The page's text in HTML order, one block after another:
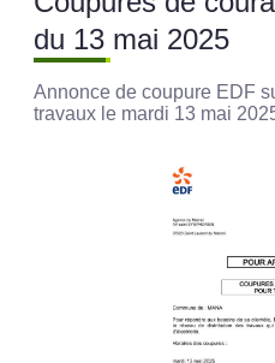
du 13 mai 2025
Annonce de coupure EDF
travaux le mardi 13 mai